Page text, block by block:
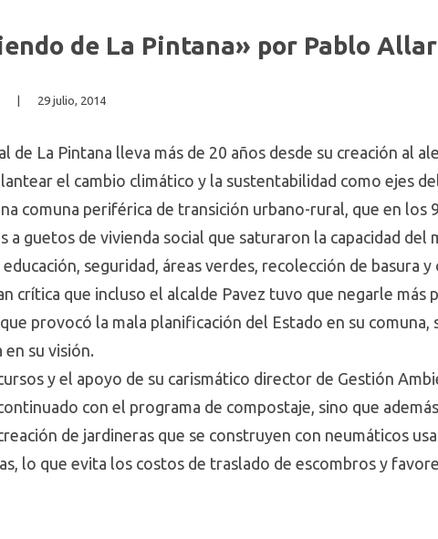
de La Pintana» por Pablo
29 julio, 2014
de La Pintana lleva más de 20 años desde su creación al
el cambio climático y la sustentabilidad como ejes
comuna periférica de transición urbano-rural, que en los
a guetos de vivienda social que saturaron la capacidad del
educación, seguridad, áreas verdes, recolección de basura
crítica que incluso el alcalde Pavez tuvo que negarle más
provocó la mala planificación del Estado en su comuna,
su visión.
y el apoyo de su carismático director de Gestión
con el programa de compostaje, sino que
de jardineras que se construyen con neumáticos
lo que evita los costos de traslado de escombros y